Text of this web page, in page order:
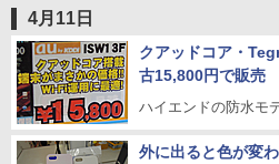
4月11日
クアッドコア・
古15,800円で販売
ハイエンドの防水モ
外に出ると色が変